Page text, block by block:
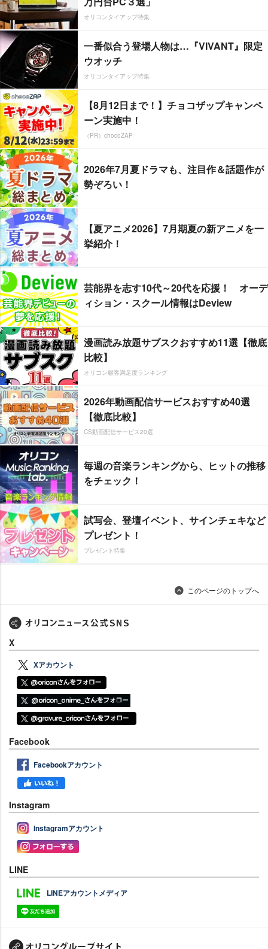
オリコンタイアップ特集
一番似合う登場人物は…『VIVANT』限定
ウオッチ
オリコンタイアップ特集
【8月12日まで！】チョコザップキャンペ
ーン実施中！
（PR）chocoZAP
2026年7月夏ドラマも、注目作＆話題作が
勢ぞろい！
【夏アニメ2026】7月期夏の新アニメを一
挙紹介！
芸能界を志す10代～20代を応援！ オーデ
ィション・スクール情報はDeview
漫画読み放題サブスクおすすめ11選【徹底
比較】
オリコン顧客満足度ランキング
2026年動画配信サービスおすすめ40選
【徹底比較】
CS動画配信サービス20選
毎週の音楽ランキングから、ヒットの推移
をチェック！
試写会、登壇イベント、サインチェキなど
プレゼント！
プレゼント特集
このページのトップへ
X
Xアカウント
Facebook
Facebookアカウント
Instagram
Instagramアカウント
LINE
LINEアカウントメディア